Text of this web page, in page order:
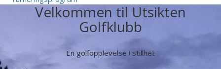
Velkommen til Utsikten
Golfklubb
En golfopplevelse i stillhet